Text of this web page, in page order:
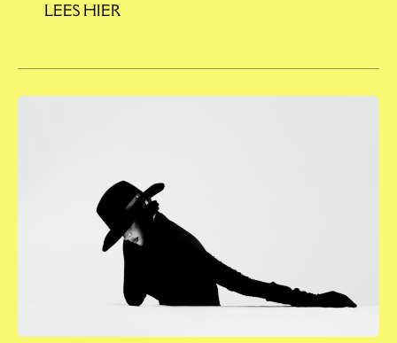
LEES HIER
RIEMEN: